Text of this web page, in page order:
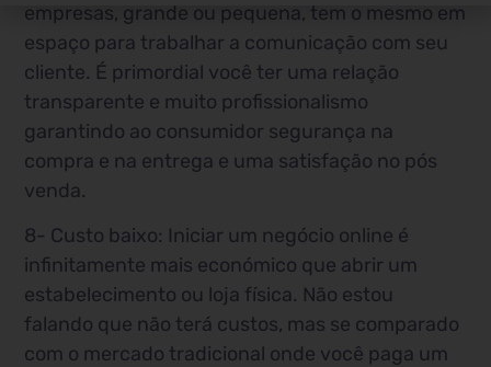
empresas, grande ou pequena, tem o mesmo em
espaço para trabalhar a comunicação com seu
cliente. É primordial você ter uma relação
transparente e muito profissionalismo
garantindo ao consumidor segurança na
compra e na entrega e uma satisfação no pós
venda.
8- Custo baixo: Iniciar um negócio online é
infinitamente mais económico que abrir um
estabelecimento ou loja física. Não estou
falando que não terá custos, mas se comparado
com o mercado tradicional onde você paga um